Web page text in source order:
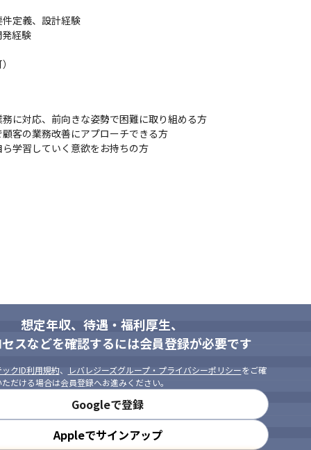
定義、設計経験
経験
に対応、前向きな姿勢で困難に取り組める方
客の業務改善にアプローチできる方
学習していく意欲をお持ちの方
想定年収、待遇・福利厚生、
スなどを確認するには会員登録が必要です
クID利用規約、 レバレジーズグループ・プライバシーポリシーをご確
だける場合は会員登録へお進みください。
Googleで登録
Appleでサインアップ